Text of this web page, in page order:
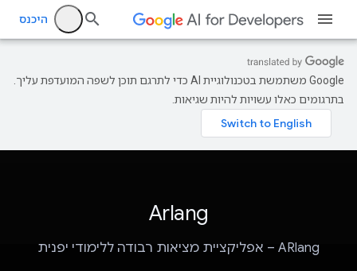
היכנס
‫Google משתמשת בטכנולוגיית AI כדי לתרגם תוכן לשפה המועדפת עליך.
בתרגומים כאלו עשויות להיות שגיאות.
Arlang
ARlang – אפליקציית מציאות רבודה ללימודי יפנית